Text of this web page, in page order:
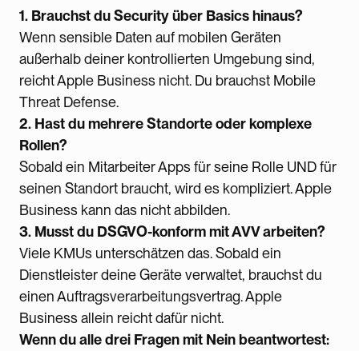
1. Brauchst du Security über Basics hinaus?
Wenn sensible Daten auf mobilen Geräten
außerhalb deiner kontrollierten Umgebung sind,
reicht Apple Business nicht. Du brauchst Mobile
Threat Defense.
2. Hast du mehrere Standorte oder komplexe
Rollen?
Sobald ein Mitarbeiter Apps für seine Rolle UND für
seinen Standort braucht, wird es kompliziert. Apple
Business kann das nicht abbilden.
3. Musst du DSGVO-konform mit AVV arbeiten?
Viele KMUs unterschätzen das. Sobald ein
Dienstleister deine Geräte verwaltet, brauchst du
einen Auftragsverarbeitungsvertrag. Apple
Business allein reicht dafür nicht.
Wenn du alle drei Fragen mit Nein beantwortest: